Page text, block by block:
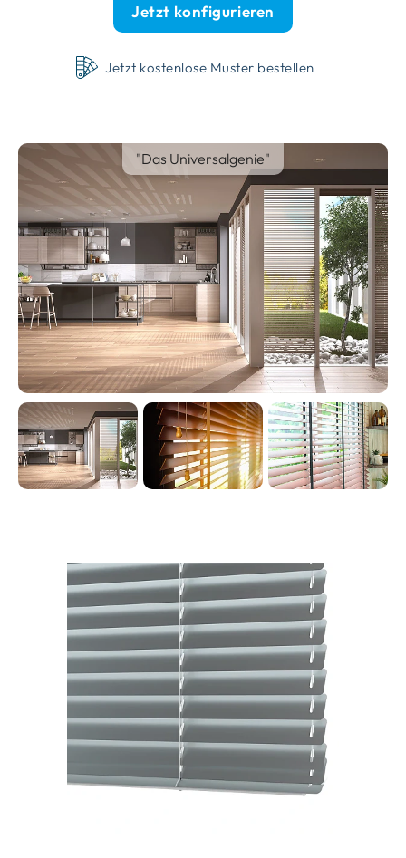
Jetzt konfigurieren
Jetzt kostenlose Muster bestellen
"Das Universalgenie"